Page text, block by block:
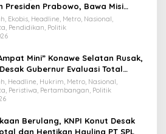
Presiden Prabowo, Bawa Misi
Ekonomi Sultra
Ekobis, Headline, Metro, Nasional,
Pendidikan, Politik
Mini” Konawe Selatan Rusak,
Desak Gubernur Evaluasi Total
Headline, Hukrim, Metro, Nasional,
Peristiwa, Pertambangan, Politik
Berulang, KNPI Konut Desak
dan Hentikan Hauling PT SPL